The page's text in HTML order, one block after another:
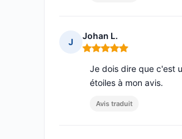
J
Johan L.
Note : 5 sur 5
Je dois dire que c'est
étoiles à mon avis.
Avis traduit